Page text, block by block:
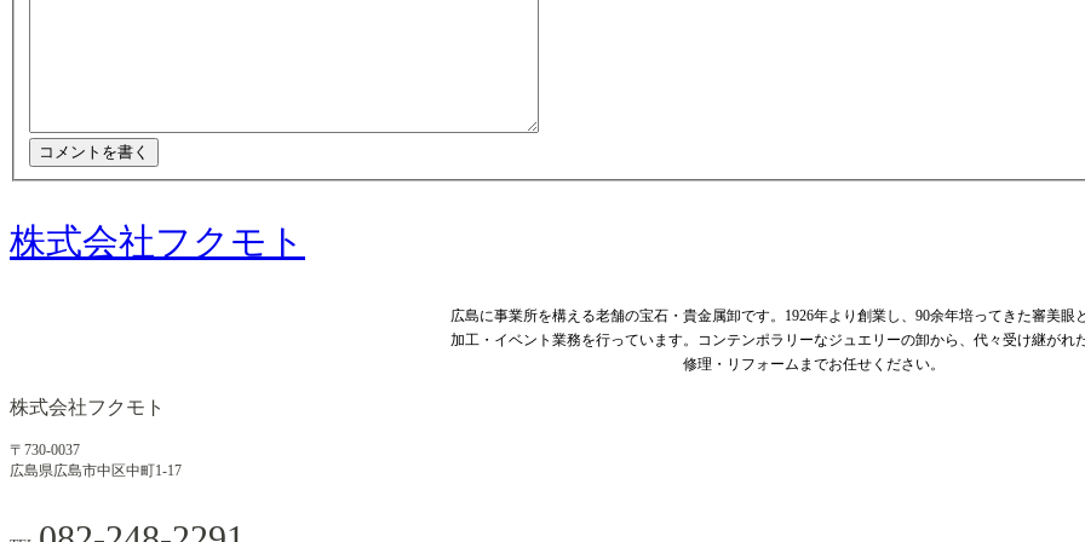
株式会社フクモト
広島に事業所を構える老舗の宝石・貴金属卸です。1926年より創業し、90余年培ってきた審美眼
加工・イベント業務を行っています。コンテンポラリーなジュエリーの卸から、代々受け継がれ
修理・リフォームまでお任せください。
株式会社フクモト
〒730-0037
広島県広島市中区中町1-17